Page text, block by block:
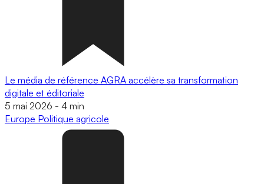
Le média de référence AGRA accélère sa transformation
digitale et éditoriale
5 mai 2026 - 4 min
Europe Politique agricole